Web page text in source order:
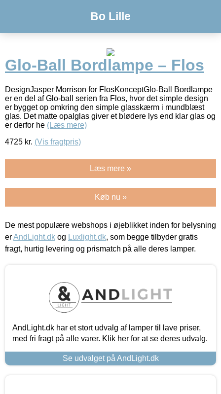
Bo Lille
Glo-Ball Bordlampe – Flos
DesignJasper Morrison for FlosKonceptGlo-Ball Bordlampe
er en del af Glo-ball serien fra Flos, hvor det simple design
er bygget op omkring den simple glasskærm i mundblæst
glas. Det matte opalglas giver et blødere lys end klar glas og
er derfor he (Læs mere)
4725 kr. (Vis fragtpris)
Læs mere »
Køb nu »
De mest populære webshops i øjeblikket inden for belysning
erAndLight.dk og Luxlight.dk, som begge tilbyder gratis
fragt, hurtig levering og prismatch på alle deres lamper.
AndLight.dk har et stort udvalg af lamper til lave priser,
med fri fragt på alle varer. Klik her for at se deres udvalg.
Se udvalget på AndLight.dk